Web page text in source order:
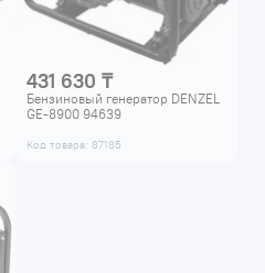
431 630 ₸
Бензиновый генератор DENZEL
GE-8900 94639
Код товара: 87185